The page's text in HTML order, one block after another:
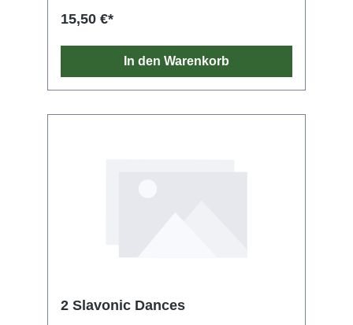
15,50 €*
In den Warenkorb
2 Slavonic Dances